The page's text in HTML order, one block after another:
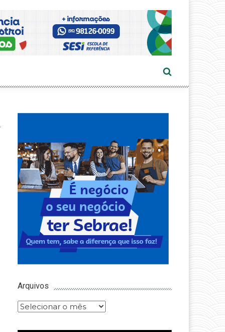
Arquivos
Arquivos